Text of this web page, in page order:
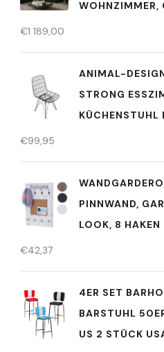
WOHNZIMMER,
€1 189,00
ANIMAL-
STRONG
KÜCHENSTUHL
€99,95
PINNWAND,
LOOK, 8
€42,37
4ER SET
BARSTUHL
US 2 STÜCK